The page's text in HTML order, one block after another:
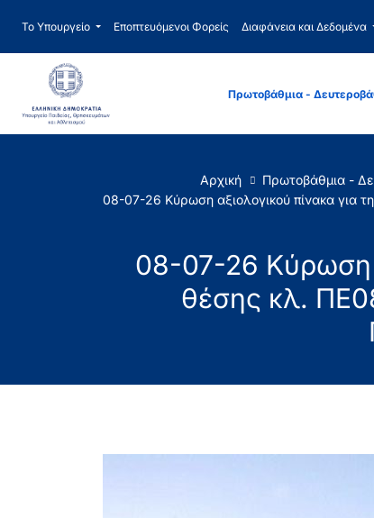
Το Υπουργείο Εποπτευόμενοι Φορείς Διαφάνεια και Δεδομένα
Πρωτοβάθμια -
Αρχική Πρωτοβάθμια -
08-07-26 Κύρωση αξιολογικού πίνακα για
08-07-26 Κύρωση
θέσης κλ.